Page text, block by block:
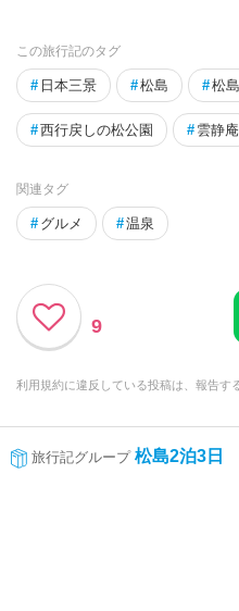
この旅行記のタグ
# 日本三景 #松島 #松
#西行戻しの松公園 # 雲静庵
関連タグ
# グルメ #温泉
9
利用規約に違反している投稿は、報告す
旅行記グループ 松島2泊3日